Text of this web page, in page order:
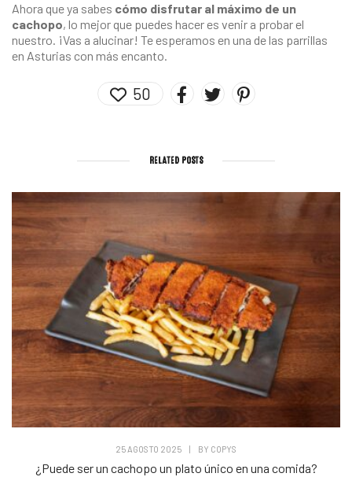
Ahora que ya sabes cómo disfrutar al máximo de un
cachopo, lo mejor que puedes hacer es venir a probar el
nuestro. ¡Vas a alucinar! Te esperamos en una de las parrillas
en Asturias con más encanto.
50
RELATED POSTS
25 AGOSTO 2025 | BY COPYS
¿Puede ser un cachopo un plato único en una comida?